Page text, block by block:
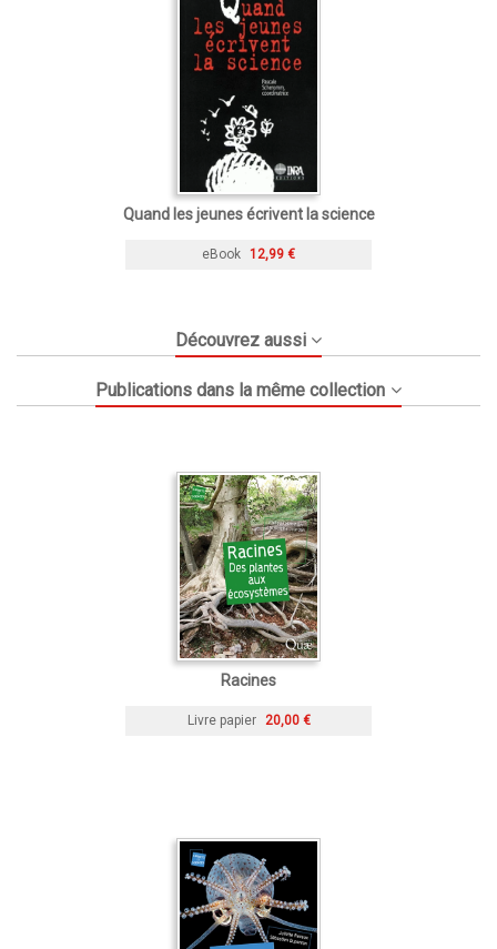
Quand les jeunes écrivent la science
eBook 12,99 €
Découvrez aussi
Publications dans la même collection
Racines
Livre papier 20,00 €